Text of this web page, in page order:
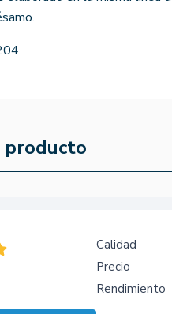
producto
Calidad
Precio
Rendimiento